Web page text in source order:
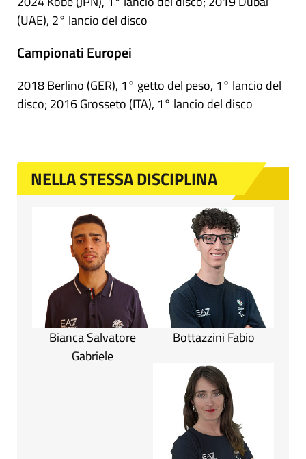
(UAE), 2° lancio del disco
Campionati Europei
2018 Berlino (GER), 1° getto del peso, 1° lancio del
disco; 2016 Grosseto (ITA), 1° lancio del disco
NELLA STESSA DISCIPLINA
Bianca Salvatore
Gabriele
Bottazzini Fabio